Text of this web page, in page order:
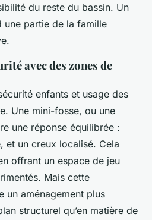
du reste du bassin. Un
une partie de la famille
avec des zones de
enfants et usage des
Une mini-fosse, ou une
une réponse équilibrée :
et un creux localisé. Cela
offrant un espace de jeu
Mais cette
un aménagement plus
structurel qu’en matière de